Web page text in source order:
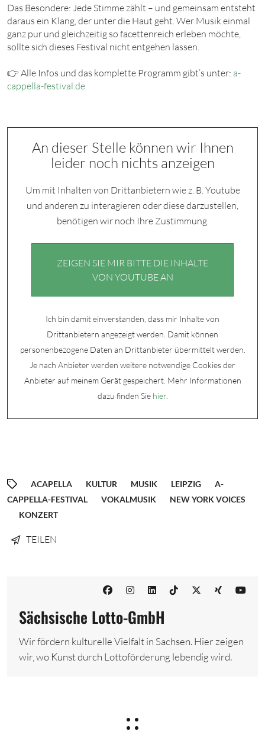
Das Besondere: Jede Stimme zählt – und gemeinsam entsteht
daraus ein Klang, der unter die Haut geht. Wer Musik einmal
ganz pur und gleichzeitig so facettenreich erleben möchte,
sollte sich dieses Festival nicht entgehen lassen.
👉 Alle Infos und das komplette Programm gibt’s unter: a-
cappella-festival.de
An dieser Stelle können wir Ihnen
leider noch nichts anzeigen
Um mit Inhalten von Drittanbietern wie z. B. Youtube
und anderen zu interagieren oder diese darzustellen,
benötigen wir noch Ihre Zustimmung.
ZEIGEN SIE MIR BITTE DIE INHALTE
VON YOUTUBE AN
Ich bin damit einverstanden, dass mir Inhalte von
Drittanbietern angezeigt werden. Damit können
personenbezogene Daten an Drittanbieter übermittelt werden.
Je nach Anbieter werden weitere notwendige Cookies der
Anbieter auf meinem Gerät gespeichert. Mehr Informationen
dazu finden Sie hier.
ACAPELLA KULTUR MUSIK LEIPZIG
A-
CAPPELLA-FESTIVAL
VOKALMUSIK
NEW YORK VOICES
KONZERT
TEILEN
Sächsische Lotto-GmbH
Wir fördern kulturelle Vielfalt in Sachsen. Hier zeigen
wir, wo Kunst durch Lottoförderung lebendig wird.